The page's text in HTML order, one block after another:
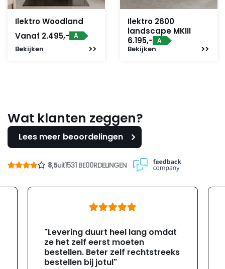
Ilektro Woodland
Vanaf 2.495,- A
Bekijken
Ilektro 2600
landscape MKIII
6.195,- A
Bekijken
Wat klanten zeggen?
Lees meer beoordelingen
8,5uit1531 BE00RDELINGEN
"Levering duurt heel lang omdat
ze het zelf eerst moeten
bestellen. Beter zelf rechtstreeks
bestellen bij jotul"